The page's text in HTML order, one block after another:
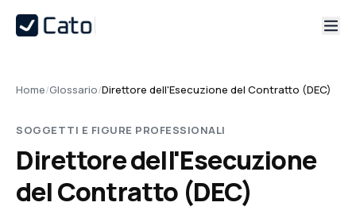
Home/Glossario/Direttore dell'Esecuzione del Contratto (DEC)
SOGGETTI E FIGURE PROFESSIONALI
Direttore dell'Esecuzione
del Contratto (DEC)